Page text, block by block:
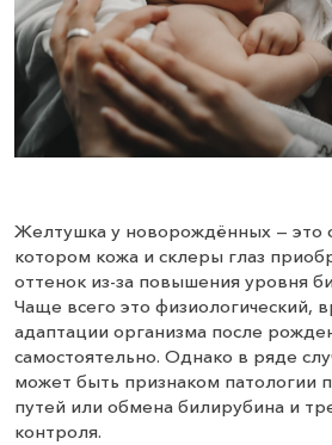
Желтушка у новорождённых — это
котором кожа и склеры глаз
оттенок из-за повышения уровня
Чаще всего это физиологический,
адаптации организма после
самостоятельно. Однако в ряде
может быть признаком патологии
путей или обмена билирубина и
контроля.